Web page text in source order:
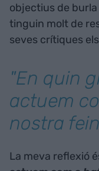
objectius de
tinguin molt de
seves crítiques
"En quin
actuem
nostra
La meva reflexió